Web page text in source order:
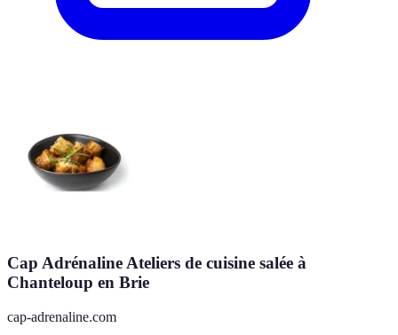
Cap Adrénaline Ateliers de cuisine salée à
Chanteloup en Brie
cap-adrenaline.com